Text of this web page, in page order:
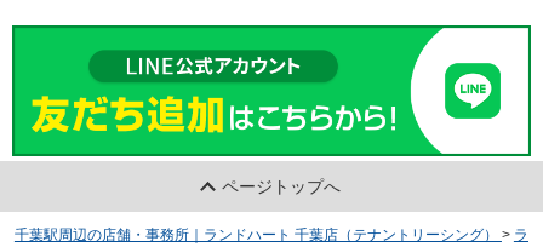
ページトップへ
千葉駅周辺の店舗・事務所｜ランドハート 千葉店（テナントリーシング） > ラ